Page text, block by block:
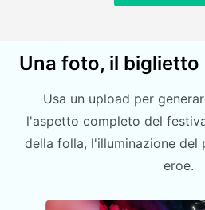
Una foto, il
Usa un upload per
l'aspetto completo del
della folla, l'illuminazione del
eroe.